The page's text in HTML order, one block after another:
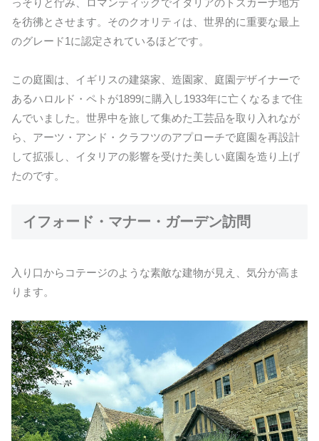
っそりと佇み、ロマンティックでイタリアのトスカーナ地方
を彷彿とさせます。そのクオリティは、世界的に重要な最上
のグレード1に認定されているほどです。
この庭園は、イギリスの建築家、造園家、庭園デザイナーで
あるハロルド・ペトが1899に購入し1933年に亡くなるまで住
んでいました。世界中を旅して集めた工芸品を取り入れなが
ら、アーツ・アンド・クラフツのアプローチで庭園を再設計
して拡張し、イタリアの影響を受けた美しい庭園を造り上げ
たのです。
イフォード・マナー・ガーデン訪問
入り口からコテージのような素敵な建物が見え、気分が高ま
ります。